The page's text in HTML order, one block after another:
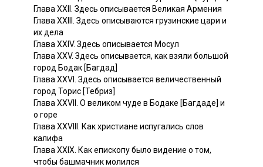
Глава XXII. Здесь описывается Великая Армения
Глава XXIII. Здесь описываются грузинские цари и
их дела
Глава XXIV. Здесь описывается Мосул
Глава XXV. Здесь описывается, как взяли большой
город Бодак [Багдад]
Глава XXVI. Здесь описывается величественный
город Торис [Тебриз]
Глава XXVII. О великом чуде в Бодаке [Багдаде] и
о горе
Глава XXVIII. Как христиане испугались слов
калифа
Глава XXIX. Как епископу было видение о том,
чтобы башмачник молился